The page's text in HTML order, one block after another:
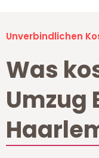
Unverbindlichen
Was
Umzug